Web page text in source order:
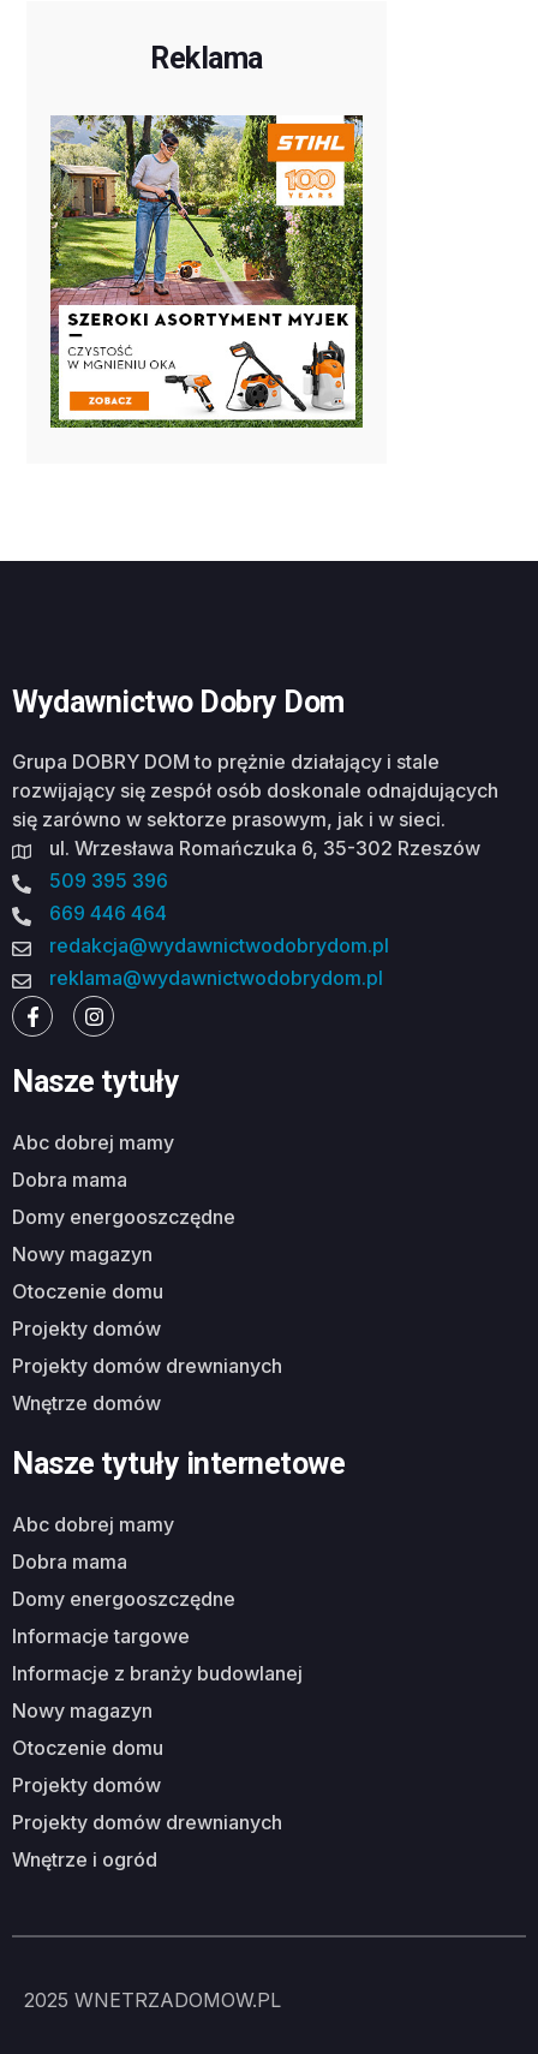
Reklama
Wydawnictwo Dobry Dom
Grupa DOBRY DOM to prężnie działający i stale
rozwijający się zespół osób doskonale odnajdujących
się zarówno w sektorze prasowym, jak i w sieci.
ul. Wrzesława Romańczuka 6, 35-302 Rzeszów
509 395 396
669 446 464
redakcja@wydawnictwodobrydom.pl
reklama@wydawnictwodobrydom.pl
Nasze tytuły
abc dobrej mamy
dobra mama
domy energooszczędne
nowy magazyn
otoczenie domu
projekty domów
projekty domów drewnianych
wnętrze domów
Nasze tytuły internetowe
abc dobrej mamy
dobra mama
domy energooszczędne
informacje targowe
informacje z branży budowlanej
nowy magazyn
otoczenie domu
projekty domów
projekty domów drewnianych
wnętrze i ogród
2025 WNETRZADOMOW.PL